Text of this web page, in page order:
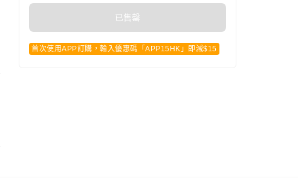
已售罄
首次使用APP訂購，輸入優惠碼「APP15HK」即減$15